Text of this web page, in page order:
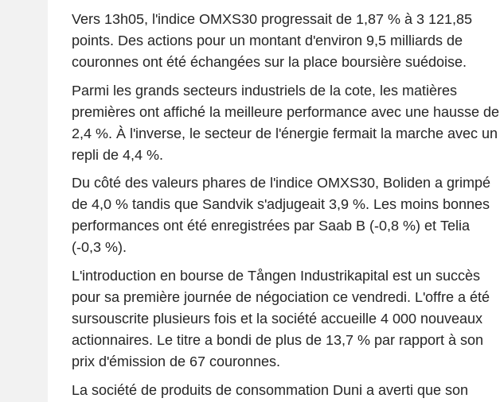
Vers 13h05, l'indice OMXS30 progressait de 1,87 % à 3 121,85
points. Des actions pour un montant d'environ 9,5 milliards de
couronnes ont été échangées sur la place boursière suédoise.
Parmi les grands secteurs industriels de la cote, les matières
premières ont affiché la meilleure performance avec une hausse de
2,4 %. À l'inverse, le secteur de l'énergie fermait la marche avec un
repli de 4,4 %.
Du côté des valeurs phares de l'indice OMXS30, Boliden a grimpé
de 4,0 % tandis que Sandvik s'adjugeait 3,9 %. Les moins bonnes
performances ont été enregistrées par Saab B (-0,8 %) et Telia
(-0,3 %).
L'introduction en bourse de Tången Industrikapital est un succès
pour sa première journée de négociation ce vendredi. L'offre a été
sursouscrite plusieurs fois et la société accueille 4 000 nouveaux
actionnaires. Le titre a bondi de plus de 13,7 % par rapport à son
prix d'émission de 67 couronnes.
La société de produits de consommation Duni a averti que son